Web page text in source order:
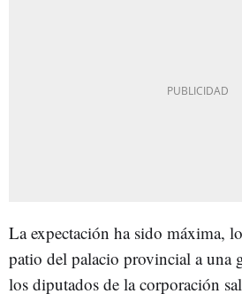
La expectación ha sido máxima,
patio del palacio provincial a una
los diputados de la corporación